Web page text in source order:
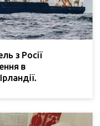
з Росії
в